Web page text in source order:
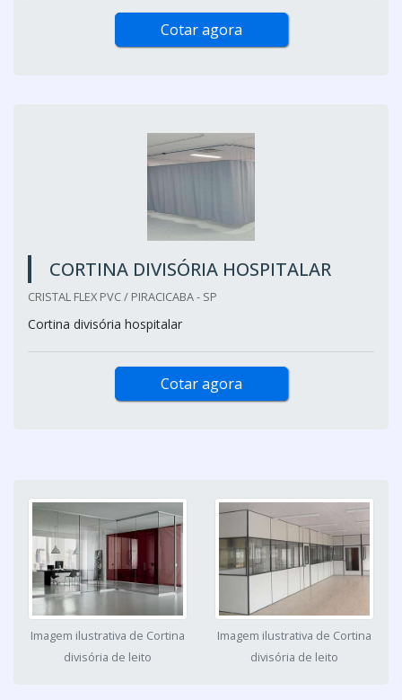
Cotar agora
CORTINA DIVISÓRIA HOSPITALAR
CRISTAL FLEX PVC / PIRACICABA - SP
Cortina divisória hospitalar
Cotar agora
Imagem ilustrativa de Cortina
divisória de leito
Imagem ilustrativa de Cortina
divisória de leito